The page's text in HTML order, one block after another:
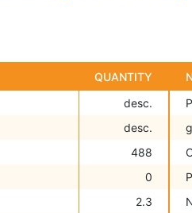
QUANTITY
desc.
desc.
488
0
2.3
P